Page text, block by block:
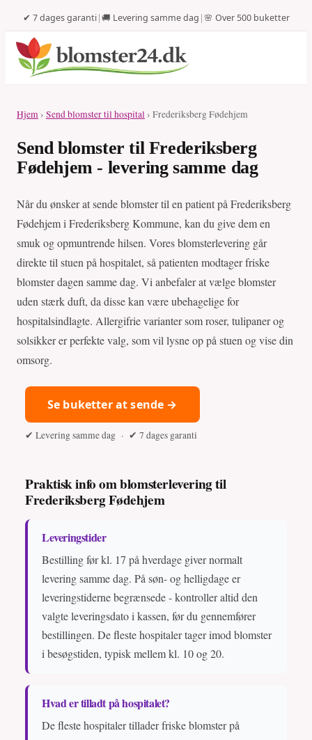
✔ 7 dages garanti|🚚 Levering samme dag |🌸 Over 500 buketter
Hjem› Send blomster til hospital› Frederiksberg Fødehjem
Send blomster til Frederiksberg
Fødehjem - levering samme dag
Når du ønsker at sende blomster til en patient på Frederiksberg
Fødehjem i Frederiksberg Kommune, kan du give dem en
smuk og opmuntrende hilsen. Vores blomsterlevering går
direkte til stuen på hospitalet, så patienten modtager friske
blomster dagen samme dag. Vi anbefaler at vælge blomster
uden stærk duft, da disse kan være ubehagelige for
hospitalsindlagte. Allergifrie varianter som roser, tulipaner og
solsikker er perfekte valg, som vil lysne op på stuen og vise din
omsorg.
Se buketter at sende →
✔ Levering samme dag · ✔ 7 dages garanti
Praktisk info om blomsterlevering til
Frederiksberg Fødehjem
Leveringstider
Bestilling før kl. 17 på hverdage giver normalt
levering samme dag. På søn- og helligdage er
leveringstiderne begrænsede - kontroller altid den
valgte leveringsdato i kassen, før du gennemfører
bestillingen. De fleste hospitaler tager imod blomster
i besøgstiden, typisk mellem kl. 10 og 20.
Hvad er tilladt på hospitalet?
De fleste hospitaler tillader friske blomster på